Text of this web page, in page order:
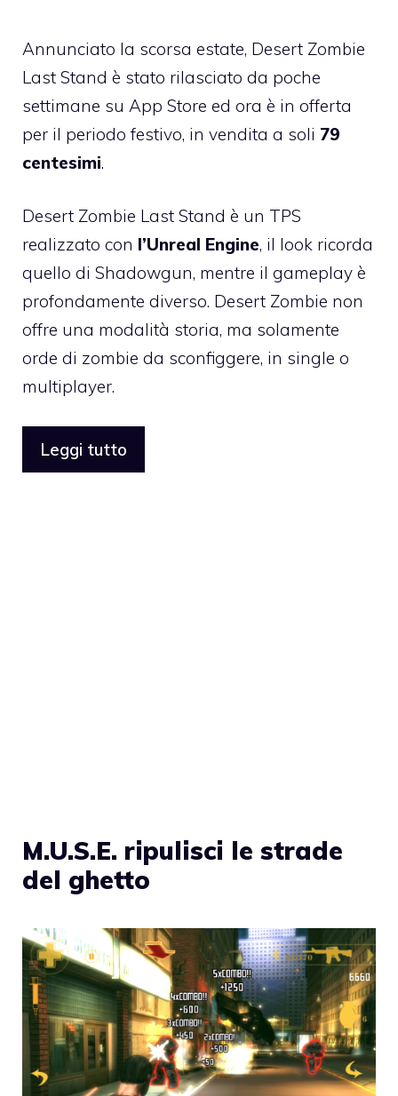
Annunciato la scorsa estate, Desert Zombie
Last Stand è stato rilasciato da poche
settimane su App Store ed ora è in offerta
per il periodo festivo, in vendita a soli 79
centesimi.
Desert Zombie Last Stand è un TPS
realizzato con l’Unreal Engine, il look ricorda
quello di Shadowgun, mentre il gameplay è
profondamente diverso. Desert Zombie non
offre una modalità storia, ma solamente
orde di zombie da sconfiggere, in single o
multiplayer.
Leggi tutto
M.U.S.E. ripulisci le strade
del ghetto